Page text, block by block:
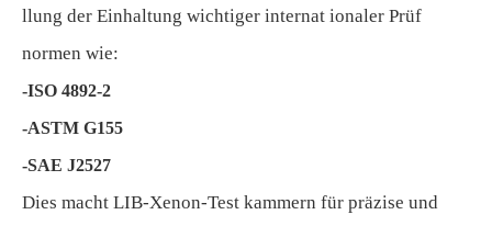
llung der Einhaltung wichtiger internat ionaler Prüf
normen wie:
-ISO 4892-2
-ASTM G155
-SAE J2527
Dies macht LIB-Xenon-Test kammern für präzise und